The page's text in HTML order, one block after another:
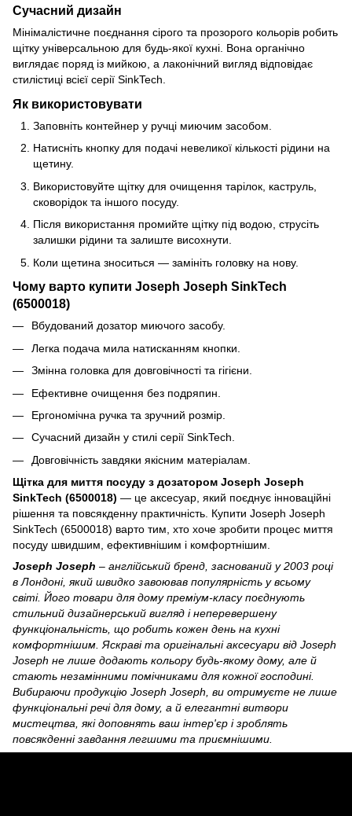
Сучасний дизайн
Мінімалістичне поєднання сірого та прозорого кольорів робить
щітку універсальною для будь-якої кухні. Вона органічно
виглядає поряд із мийкою, а лаконічний вигляд відповідає
стилістиці всієї серії SinkTech.
Як використовувати
Заповніть контейнер у ручці миючим засобом.
Натисніть кнопку для подачі невеликої кількості рідини на
щетину.
Використовуйте щітку для очищення тарілок, каструль,
сковорідок та іншого посуду.
Після використання промийте щітку під водою, струсіть
залишки рідини та залиште висохнути.
Коли щетина зноситься — замініть головку на нову.
Чому варто купити Joseph Joseph SinkTech
(6500018)
Вбудований дозатор миючого засобу.
Легка подача мила натисканням кнопки.
Змінна головка для довговічності та гігієни.
Ефективне очищення без подряпин.
Ергономічна ручка та зручний розмір.
Сучасний дизайн у стилі серії SinkTech.
Довговічність завдяки якісним матеріалам.
Щітка для миття посуду з дозатором Joseph Joseph
SinkTech (6500018) — це аксесуар, який поєднує інноваційні
рішення та повсякденну практичність. Купити Joseph Joseph
SinkTech (6500018) варто тим, хто хоче зробити процес миття
посуду швидшим, ефективнішим і комфортнішим.
Joseph Joseph – англійський бренд, заснований у 2003 році
в Лондоні, який швидко завоював популярність у всьому
світі. Його товари для дому преміум-класу поєднують
стильний дизайнерський вигляд і неперевершену
функціональність, що робить кожен день на кухні
комфортнішим. Яскраві та оригінальні аксесуари від Joseph
Joseph не лише додають кольору будь-якому дому, але й
стають незамінними помічниками для кожної господині.
Вибираючи продукцію Joseph Joseph, ви отримуєте не лише
функціональні речі для дому, а й елегантні витвори
мистецтва, які доповнять ваш інтер'єр і зроблять
повсякденні завдання легшими та приємнішими.